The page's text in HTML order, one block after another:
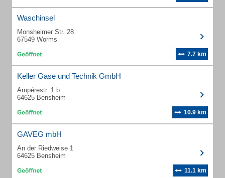
Waschinsel
Monsheimer Str. 28
67549 Worms
7.7 km
Keller Gase und Technik GmbH
Ampérestr. 1 b
64625 Bensheim
10.9 km
GAVEG mbH
An der Riedweise 1
64625 Bensheim
11.1 km